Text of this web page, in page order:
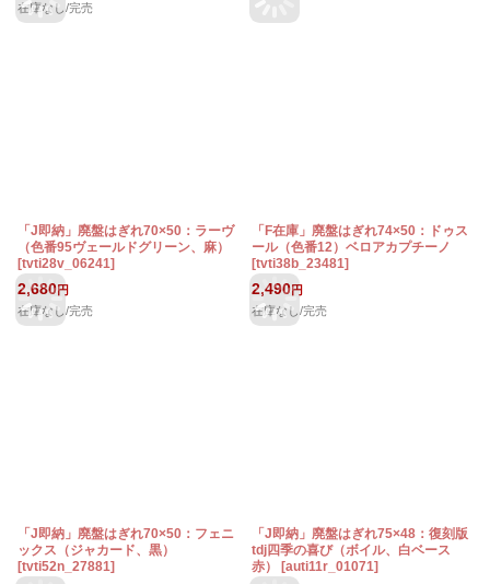
在庫なし/完売
「J即納」廃盤はぎれ70×50：ラーヴ
（色番95ヴェールドグリーン、麻）
[tvti28v_06241]
2,680円
在庫なし/完売
「F在庫」廃盤はぎれ74×50：ドゥス
ール（色番12）ベロアカプチーノ
[tvti38b_23481]
2,490円
在庫なし/完売
「J即納」廃盤はぎれ70×50：フェニ
ックス（ジャカード、黒）
[tvti52n_27881]
「J即納」廃盤はぎれ75×48：復刻版
tdj四季の喜び（ボイル、白ベース
赤）
[auti11r_01071]